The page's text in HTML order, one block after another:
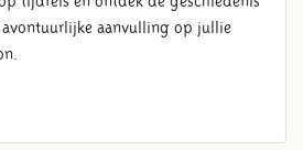
avontuurlijke aanvulling op jullie